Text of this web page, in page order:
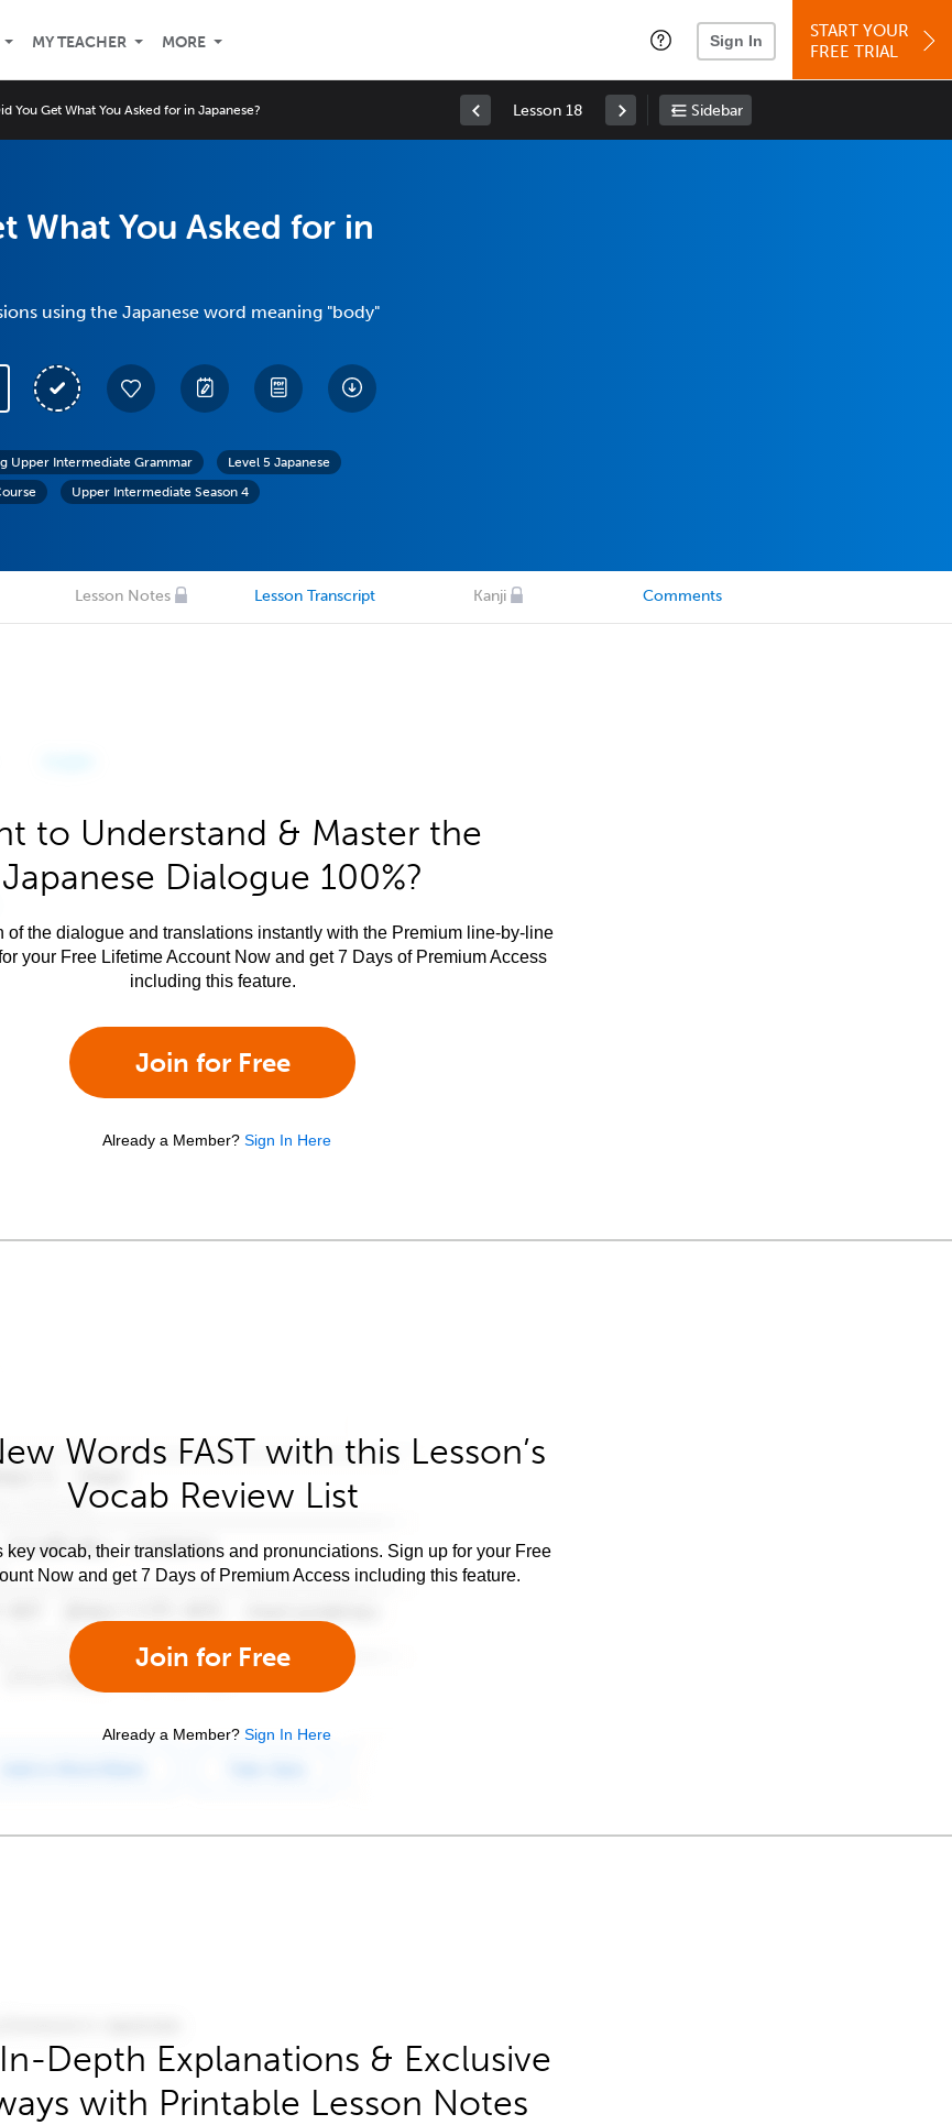
MY TEACHER MORE Sign In
START YOUR
FREE TRIAL
You Get What You Asked for in Japanese? Lesson 18 Sidebar
What You Asked for in
using the Japanese word meaning "body"
Upper Intermediate Grammar
Level 5 Japanese
Upper Intermediate Season 4
Lesson Notes Lesson Transcript Kanji Comments
to Understand & Master the
Japanese Dialogue 100%?
of the dialogue and translations instantly with the Premium line-by-line
your Free Lifetime Account Now and get 7 Days of Premium Access
including this feature.
Join for Free
Already a Member? Sign In Here
Words FAST with this Lesson’s
Vocab Review List
key vocab, their translations and pronunciations. Sign up for your Free
Now and get 7 Days of Premium Access including this feature.
Join for Free
Already a Member? Sign In Here
Depth Explanations & Exclusive
with Printable Lesson Notes